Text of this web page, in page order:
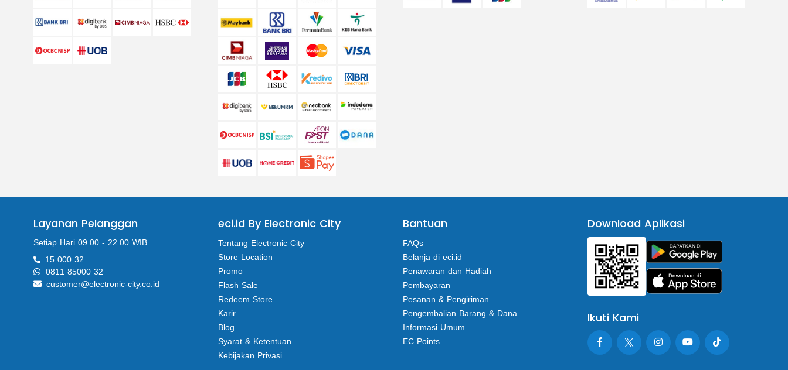
Layanan Pelanggan
Setiap Hari 09.00 - 22.00 WIB
15 000 32
0811 85000 32
customer@electronic-city.co.id
eci.id By Electronic City
Tentang Electronic City
Store Location
Promo
Flash Sale
Redeem Store
Karir
Blog
Syarat & Ketentuan
Kebijakan Privasi
Bantuan
FAQs
Belanja di eci.id
Penawaran dan Hadiah
Pembayaran
Pesanan & Pengiriman
Pengembalian Barang & Dana
Informasi Umum
EC Points
Download Aplikasi
Ikuti Kami